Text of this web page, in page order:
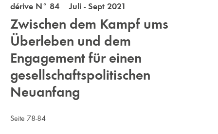
dérive N° 84 Juli - Sept 2021
Zwischen dem Kampf ums
Überleben und dem
Engagement für einen
gesellschaftspolitischen
Neuanfang
Seite 78-84